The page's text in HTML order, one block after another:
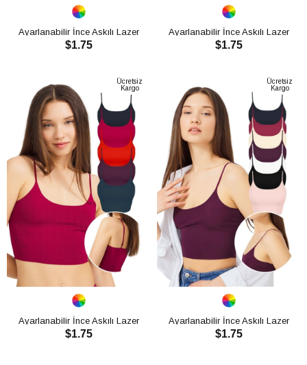
Ayarlanabilir İnce Askılı Lazer
Kesim Kadın Crop Büstiyer
$1.75
Ayarlanabilir İnce Askılı Lazer
Kesim Kadın Crop Büstiyer
$1.75
Ücretsiz
Kargo
Ayarlanabilir İnce Askılı Lazer
Kesim Kadın Crop Büstiyer
$1.75
Ücretsiz
Kargo
Ayarlanabilir İnce Askılı Lazer
Kesim Kadın Crop Büstiyer
$1.75